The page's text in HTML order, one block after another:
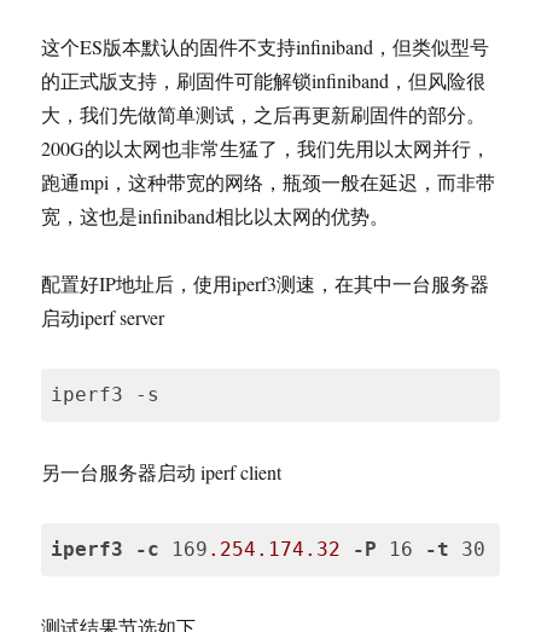
这个ES版本默认的固件不支持infiniband，但类似型号
的正式版支持，刷固件可能解锁infiniband，但风险很
大，我们先做简单测试，之后再更新刷固件的部分。
200G的以太网也非常生猛了，我们先用以太网并行，
跑通mpi，这种带宽的网络，瓶颈一般在延迟，而非带
宽，这也是infiniband相比以太网的优势。
配置好IP地址后，使用iperf3测速，在其中一台服务器
启动iperf server
iperf3 -s
另一台服务器启动 iperf client
iperf3 -c 169 .254 .174 .32 -P 16 -t 30
language:
测试结果节选如下